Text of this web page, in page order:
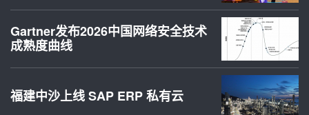
Gartner发布2026中国网络安全技术
成熟度曲线
福建中沙上线 SAP ERP 私有云